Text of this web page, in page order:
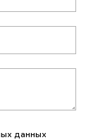
данных